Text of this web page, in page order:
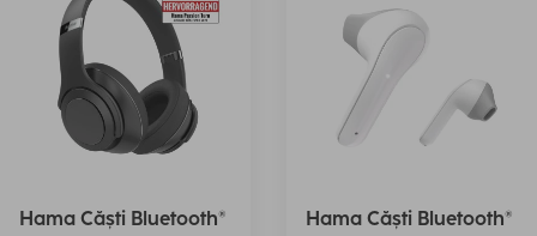
Hama Căști Bluetooth®
Hama Căști Bluetooth®